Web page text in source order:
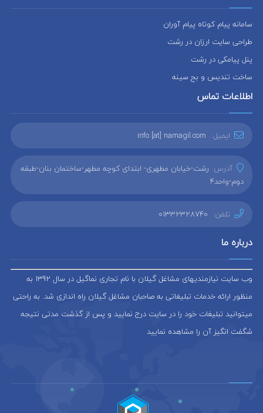
سامانه پیام کوتاه پیام آوران
طراحی سایت ارزان در رشت
پنل پیامکی در رشت
ساخت تندیس و بج سینه
اطلاعات تماس
ایمیل: info [at] namagil.com
آدرس: رشت-خیابان مطهری- ابتدای کوچه مطهر-ساختمان بنان-طبقه
دوم-واحد4
تلفن: 01332328740
درباره ما
وب سایت نیازمندیهای مشاغل گیلان با نام تجاری نماگیل در سال 1392 به
منظور ارائه خدمات تبلیغاتی به صاحبان مشاغل گیلان راه اندازی شد. به راحتی
میتوانید تبلیغات خود را در سایت درج نمایید و پس از گذشت مدتی نتیجه
شگفت انگیز آن را مشاهده نمایید